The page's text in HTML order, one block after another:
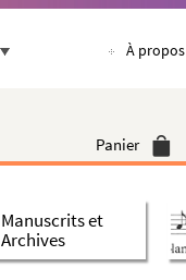
À propos
Panier
Manuscrits et
Archives